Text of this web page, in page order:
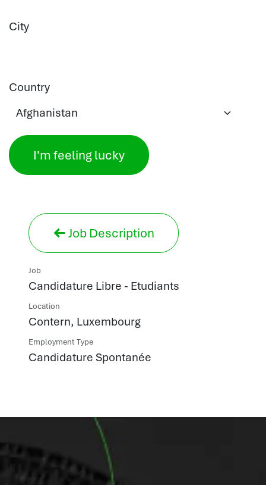
City
Country
I'm feeling lucky
Job Description
Job
Candidature Libre - Etudiants
Location
Contern, Luxembourg
Employment Type
Candidature Spontanée